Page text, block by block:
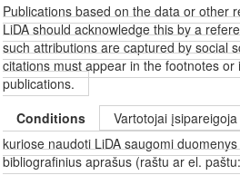
Publications based on the data or other
LiDA should acknowledge this by a
such attributions are captured by social
citations must appear in the footnotes
publications.
Conditions
Vartotojai
kuriose naudoti LiDA saugomi
bibliografinius aprašus (raštu ar el.